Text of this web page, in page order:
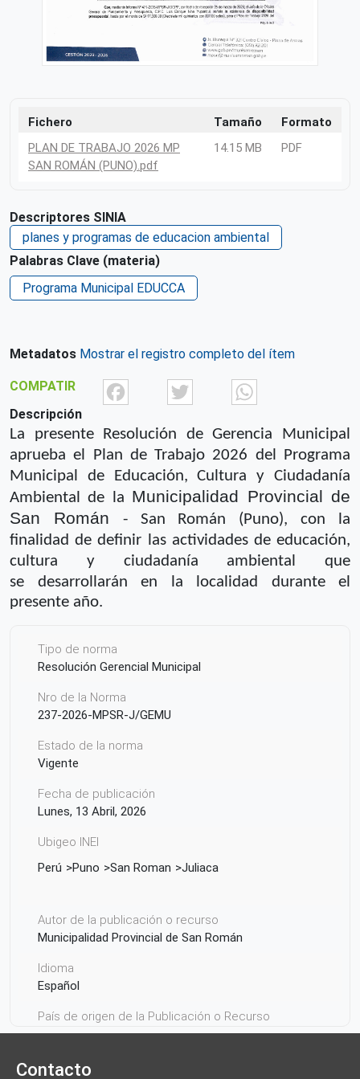
Fichero Tamaño
Formato
PLAN DE TRABAJO 2026 MP
SAN ROMÁN (PUNO).pdf
14.15 MB PDF
Descriptores SINIA
planes y programas de educacion ambiental
Palabras Clave (materia)
Programa Municipal EDUCCA
Metadatos Mostrar el registro completo del ítem
COMPATIR FacebookTwitter
Descripción
La presente Resolución de Gerencia Municipal
aprueba el Plan deTrabajo 2026 del Programa
Municipal de Educación, Cultura y Ciudadanía
Ambiental de
la Municipalidad Provincial de
San Román - San Román (Puno), con la
finalidad dedefinir las actividades de educación,
cultura y ciudadanía ambiental que
se desarrollarán en la localidad durante el
presente año.
Tipo de norma
Resolución Gerencial Municipal
Nro de la Norma
237-2026-MPSR-J/GEMU
Estado de la norma
Vigente
Fecha de publicación
Lunes, 13 Abril, 2026
Ubigeo INEI
Perú
Puno San Roman Juliaca
Autor de la publicación o recurso
Municipalidad Provincial de San Román
Idioma
Español
País de origen de la Publicación o Recurso
Perú
Contacto